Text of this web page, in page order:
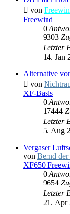
von
Freewind
0
9303
Letzter
14. Jan
Alternative
von
XF-Basis
0
17444
Letzter
5. Aug
Vergaser
von Bernd
XF650
0
9654
Letzter
21. Apr